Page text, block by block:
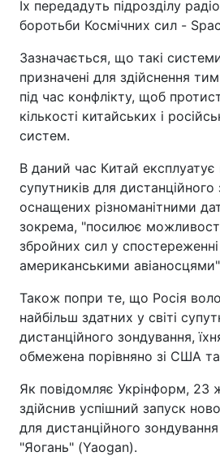
Їх передадуть підрозділу
боротьби Космічних сил -
Зазначається, що такі
призначені для здійснення
під час конфлікту, щоб
кількості китайських і
систем.
В даний час Китай
супутників для дистанційного
оснащених різноманітними
зокрема, "посилює
збройних сил у спостереженні
американськими
Також попри те, що Росія
найбільш здатних у світі
дистанційного зондування,
обмежена порівняно зі США
Як повідомляє Укрінформ, 23
здійснив успішний запуск
для дистанційного зондування
"Яогань" (Yaogan).